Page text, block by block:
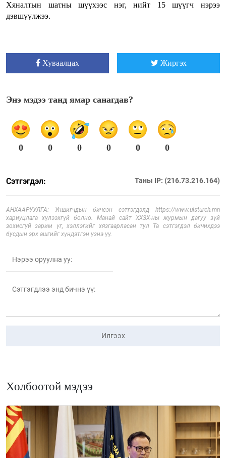
Хяналтын шатны шүүхээс нэг, нийт 15 шүүгч нэрээ
дэвшүүлжээ.
Хуваалцах Жиргэх
Энэ мэдээ танд ямар санагдав?
0 0 0 0 0 0
Сэтгэгдэл: Таны IP: (216.73.216.164)
АНХААРУУЛГА: Уншигчдын бичсэн сэтгэгдэлд https://www.ulsturch.mn
хариуцлага хүлээхгүй болно. Манай сайт ХХЗХ-ны журмын дагуу зүй
зохисгүй зарим үг, хэллэгийг хязгаарласан тул Та сэтгэгдэл бичихдээ
бусдын эрх ашгийг хүндэтгэн үзнэ үү.
Илгээх
Холбоотой мэдээ